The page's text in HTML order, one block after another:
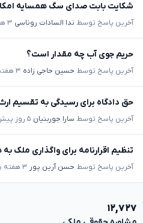
شکایت بابت صدای سگ همسایه
آخرین پاسخ توسط ندا السادات روناسی ۳ هفته پیش
حریم جوی آب چه مقدار است؟
آخرین پاسخ توسط حسین حاجی زاده ۳ هفته پیش
حق دادگاه برای رسیدگی به تقسیم
آخرین پاسخ توسط سارا جوربنیان ۵ روز پیش
تنظیم اقرارنامه برای واگذاری
آخرین پاسخ توسط حسن آرین پور ۳ هفته پیش
۱۲,۷۲۷